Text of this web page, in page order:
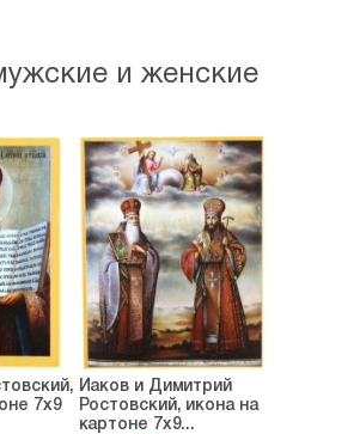
и женские
7х9
Иаков и Димитрий
Ростовский, икона на
картоне 7х9...